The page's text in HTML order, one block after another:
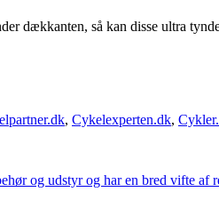
dækkanten, så kan disse ultra
, Cykelexperten.dk,
og udstyr og har en bred vifte af